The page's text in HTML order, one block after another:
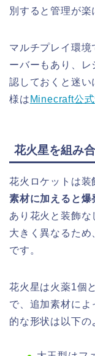
別すると管理が楽
マルチプレイ環
ーバーもあり、
認しておくと迷い
様は Minecraft公式
花火星を組み
花火ロケットは装
素材に加えると爆
あり花火と装飾
大きく異なるた
です。
花火星は火薬1個
で、追加素材に
的な形状は以下の